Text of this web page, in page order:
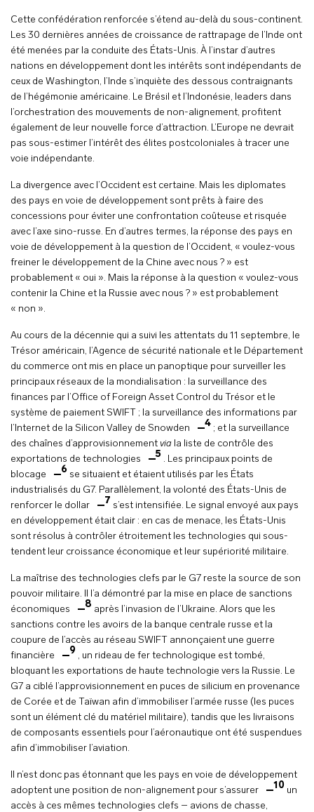
Cette confédération renforcée s’étend au-delà du sous-continent.
Les 30 dernières années de croissance de rattrapage de l’Inde ont
été menées par la conduite des États-Unis. À l’instar d’autres
nations en développement dont les intérêts sont indépendants de
ceux de Washington, l’Inde s’inquiète des dessous contraignants
de l’hégémonie américaine. Le Brésil et l’Indonésie, leaders dans
l’orchestration des mouvements de non-alignement, profitent
également de leur nouvelle force d’attraction. L’Europe ne devrait
pas sous-estimer l’intérêt des élites postcoloniales à tracer une
voie indépendante.
La divergence avec l’Occident est certaine. Mais les diplomates
des pays en voie de développement sont prêts à faire des
concessions pour éviter une confrontation coûteuse et risquée
avec l’axe sino-russe. En d’autres termes, la réponse des pays en
voie de développement à la question de l’Occident, « voulez-vous
freiner le développement de la Chine avec nous ? » est
probablement « oui ». Mais la réponse à la question « voulez-vous
contenir la Chine et la Russie avec nous ? » est probablement
« non ».
Au cours de la décennie qui a suivi les attentats du 11 septembre, le
Trésor américain, l’Agence de sécurité nationale et le Département
du commerce ont mis en place un panoptique pour surveiller les
principaux réseaux de la mondialisation : la surveillance des
finances par l’Office of Foreign Asset Control du Trésor et le
système de paiement SWIFT ; la surveillance des informations par
l’Internet de la Silicon Valley de Snowden
4 ; et la surveillance
des chaînes d’approvisionnement via la liste de contrôle des
exportations de technologies
5 . Les principaux points de
blocage
6 se situaient et étaient utilisés par les États
industrialisés du G7. Parallèlement, la volonté des États-Unis de
renforcer le dollar
7 s’est intensifiée. Le signal envoyé aux pays
en développement était clair : en cas de menace, les États-Unis
sont résolus à contrôler étroitement les technologies qui sous-
tendent leur croissance économique et leur supériorité militaire.
La maîtrise des technologies clefs par le G7 reste la source de son
pouvoir militaire. Il l’a démontré par la mise en place de sanctions
économiques
8 après l’invasion de l’Ukraine. Alors que les
sanctions contre les avoirs de la banque centrale russe et la
coupure de l’accès au réseau SWIFT annonçaient une guerre
financière
9 , un rideau de fer technologique est tombé,
bloquant les exportations de haute technologie vers la Russie. Le
G7 a ciblé l’approvisionnement en puces de silicium en provenance
de Corée et de Taïwan afin d’immobiliser l’armée russe (les puces
sont un élément clé du matériel militaire), tandis que les livraisons
de composants essentiels pour l’aéronautique ont été suspendues
afin d’immobiliser l’aviation.
Il n’est donc pas étonnant que les pays en voie de développement
adoptent une position de non-alignement pour s’assurer
10 un
accès à ces mêmes technologies clefs – avions de chasse,